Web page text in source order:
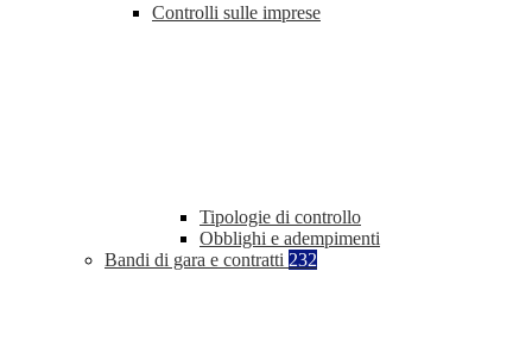
Controlli sulle imprese
Tipologie di controllo
Obblighi e adempimenti
Bandi di gara e contratti 232